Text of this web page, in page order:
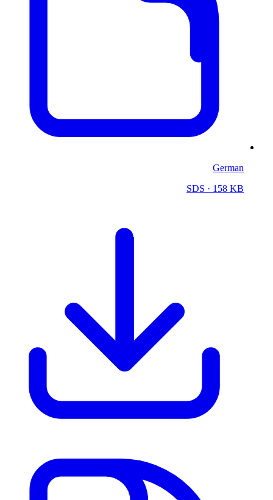
German
SDS · 158 KB